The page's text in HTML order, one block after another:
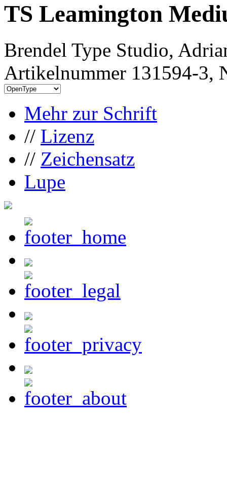
TS Leamington
Brendel Type Studio,
Artikelnummer 131594-3,
Mehr zur Schrift
// Lizenz
// Zeichensatz
Lupe